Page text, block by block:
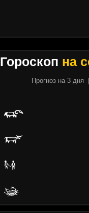
Гороскоп на
Прогноз на 3 дня